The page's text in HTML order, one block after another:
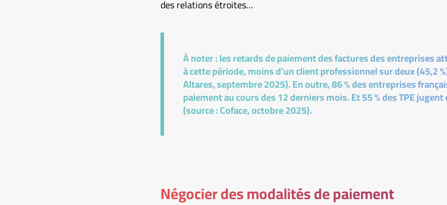
des relations étroites…
À noter :les retards de paiement des factures des entreprises
à cette période, moins d’un client professionnel sur deux (45,2
Altares, septembre 2025). En outre, 86 % des entreprises
paiement au cours des 12 derniers mois. Et 55 % des TPE
(source : Coface, octobre 2025).
Négocier des modalités de paiement